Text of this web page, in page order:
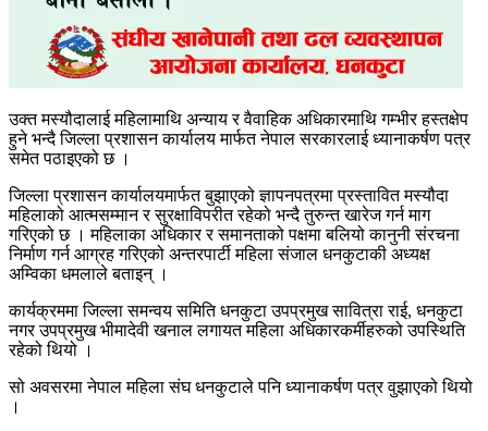
उक्त मस्यौदालाई महिलामाथि अन्याय र वैवाहिक अधिकारमाथि गम्भीर हस्तक्षेप
हुने भन्दै जिल्ला प्रशासन कार्यालय मार्फत नेपाल सरकारलाई ध्यानाकर्षण पत्र
समेत पठाइएको छ ।
जिल्ला प्रशासन कार्यालयमार्फत बुझाएको ज्ञापनपत्रमा प्रस्तावित मस्यौदा
महिलाको आत्मसम्मान र सुरक्षाविपरीत रहेको भन्दै तुरुन्त खारेज गर्न माग
गरिएको छ । महिलाका अधिकार र समानताको पक्षमा बलियो कानुनी संरचना
निर्माण गर्न आग्रह गरिएको अन्तरपार्टी महिला संजाल धनकुटाकी अध्यक्ष
अम्विका धमलाले बताइन् ।
कार्यक्रममा जिल्ला समन्वय समिति धनकुटा उपप्रमुख सावित्रा राई, धनकुटा
नगर उपप्रमुख भीमादेवी खनाल लगायत महिला अधिकारकर्मीहरुको उपस्थिति
रहेको थियो ।
सो अवसरमा नेपाल महिला संघ धनकुटाले पनि ध्यानाकर्षण पत्र वुझाएको थियो
।